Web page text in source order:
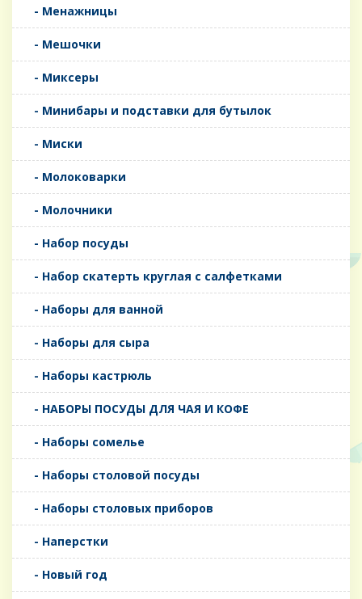
- Менажницы
- Мешочки
- Миксеры
- Минибары и подставки для бутылок
- Миски
- Молоковарки
- Молочники
- Набор посуды
- Набор скатерть круглая с салфетками
- Наборы для ванной
- Наборы для сыра
- Наборы кастрюль
- НАБОРЫ ПОСУДЫ ДЛЯ ЧАЯ И КОФЕ
- Наборы сомелье
- Наборы столовой посуды
- Наборы столовых приборов
- Наперстки
- Новый год